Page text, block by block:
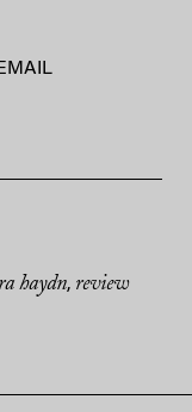
EMAIL
haydn, review